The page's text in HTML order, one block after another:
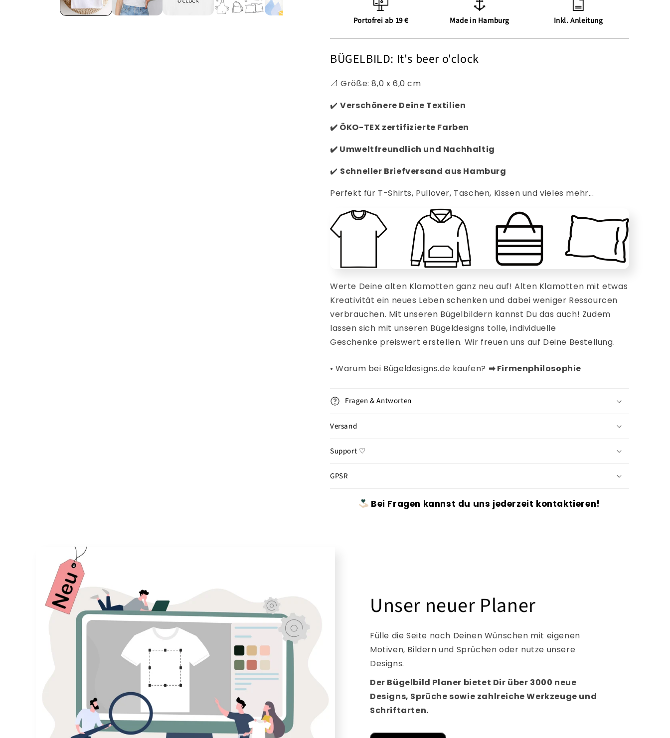
Portofrei ab 19 € Made in Hamburg Inkl. Anleitung
BÜGELBILD: It's beer o'clock
📐 Größe: 8,0 x 6,0 cm
✔️ Verschönere Deine Textilien
✔️ ÖKO-TEX zertifizierte Farben
✔️ Umweltfreundlich und Nachhaltig
✔️ Schneller Briefversand aus Hamburg
Perfekt für T-Shirts, Pullover, Taschen, Kissen und vieles mehr...
Werte Deine alten Klamotten ganz neu auf! Alten Klamotten mit etwas
Kreativität ein neues Leben schenken und dabei weniger Ressourcen
verbrauchen. Mitunseren Bügelbildern kannst Du das auch! Zudem
lassen sich mit unseren Bügeldesigns tolle, individuelle
Geschenke preiswert erstellen. Wir freuen uns auf Deine Bestellung.
• Warum bei Bügeldesigns.de kaufen? ➡︎Firmenphilosophie
Fragen & Antworten
Versand
Support ♡
GPSR
Bei Fragen kannst du uns jederzeit kontaktieren!
Unser neuer Planer
Fülle die Seite nach Deinen Wünschen mit eigenen
Motiven, Bildern und Sprüchen oder nutze unsere
Designs.
Der Bügelbild Planer bietet Dir über 3000 neue
Designs, Sprüche sowie zahlreiche Werkzeuge und
Schriftarten.